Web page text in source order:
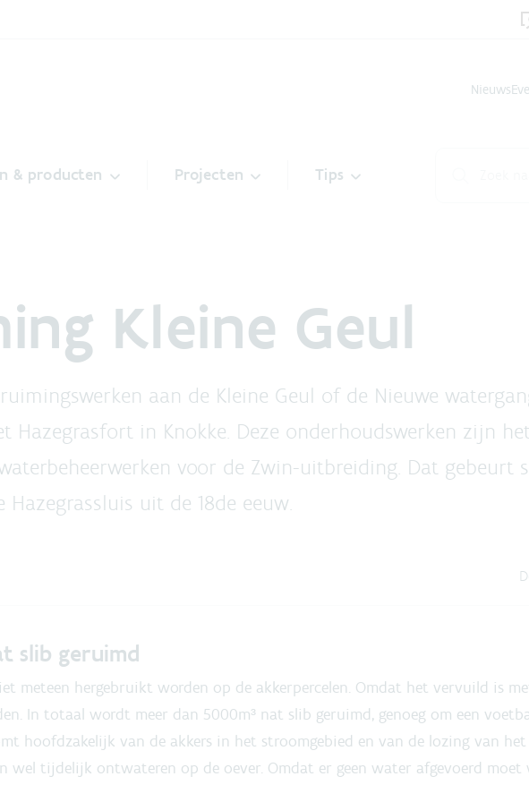
Nieuws
& producten Projecten Tips
Kleine Geul
aan de Kleine Geul of de Nieuwe
Hazegrasfort in Knokke. Deze onderhoudswerken zijn
voor de Zwin-uitbreiding. Dat gebeurt
uit de 18de eeuw.
slib geruimd
meteen hergebruikt worden op de akkerpercelen. Omdat het vervuild is
In totaal wordt meer dan 5000m³ nat slib geruimd, genoeg om een
hoofdzakelijk van de akkers in het stroomgebied en van de lozing van
wel tijdelijk ontwateren op de oever. Omdat er geen water afgevoerd moet